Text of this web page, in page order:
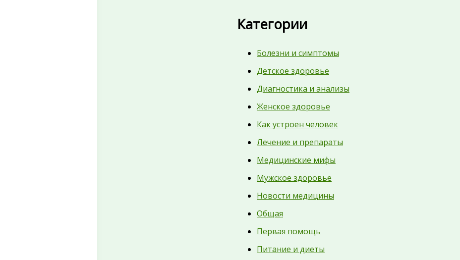
Категории
Болезни и симптомы
Детское здоровье
Диагностика и анализы
Женское здоровье
Как устроен человек
Лечение и препараты
Медицинские мифы
Мужское здоровье
Новости медицины
Общая
Первая помощь
Питание и диеты